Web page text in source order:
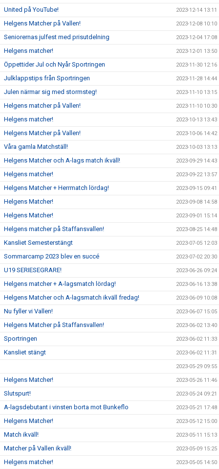
United på YouTube! 2023-12-14 13:11
Helgens Matcher på Vallen! 2023-12-08 10:10
Seniorernas julfest med prisutdelning 2023-12-04 17:08
Helgens matcher! 2023-12-01 13:50
Öppettider Jul och Nyår Sportringen 2023-11-30 12:16
Julklappstips från Sportringen 2023-11-28 14:44
Julen närmar sig med stormsteg! 2023-11-10 13:15
Helgens matcher på Vallen! 2023-11-10 10:30
Helgens matcher! 2023-10-13 13:43
Helgens Matcher på Vallen! 2023-10-06 14:42
Våra gamla Matchställ! 2023-10-03 13:13
Helgens Matcher och A-lags match ikväll! 2023-09-29 14:43
Helgens matcher! 2023-09-22 13:57
Helgens Matcher + Herrmatch lördag! 2023-09-15 09:41
Helgens Matcher! 2023-09-08 14:58
Helgens Matcher! 2023-09-01 15:14
Helgens matcher på Staffansvallen! 2023-08-25 14:48
Kansliet Semesterstängt 2023-07-05 12:03
Sommarcamp 2023 blev en succé 2023-07-02 20:30
U19 SERIESEGRARE! 2023-06-26 09:24
Helgens matcher + A-lagsmatch lördag! 2023-06-16 13:38
Helgens Matcher och A-lagsmatch ikväll fredag! 2023-06-09 10:08
Nu fyller vi Vallen! 2023-06-07 15:05
Helgens Matcher på Staffansvallen! 2023-06-02 13:40
Sportringen 2023-06-02 11:33
Kansliet stängt 2023-06-02 11:31
2023-05-29 09:55
Helgens Matcher! 2023-05-26 11:46
Slutspurt! 2023-05-24 09:21
A-lagsdebutant i vinsten borta mot Bunkeflo 2023-05-21 17:48
Helgens Matcher! 2023-05-12 15:00
Match ikväll! 2023-05-11 15:13
Matcher på Vallen ikväll! 2023-05-09 15:25
Helgens matcher! 2023-05-05 14:50